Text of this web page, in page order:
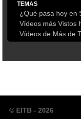
TEMAS
¿Qué pasa hoy en
Vídeos más Vistos
Vídeos de Más de
© EITB - 2026